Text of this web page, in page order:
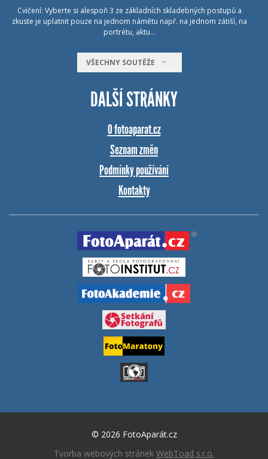
Cvičení: Vyberte si alespoň 3 ze základních skladebných postupů a
zkuste je uplatnit pouze na jednom námětu např. na jednom zátiší, na
portrétu, aktu…
VŠECHNY SOUTĚŽE
DALŠÍ STRÁNKY
O fotoaparat.cz
Seznam změn
Podmínky používání
Kontakty
© 2026 FotoAparát.cz
Tvorba webových stránek WebToad s.r.o.